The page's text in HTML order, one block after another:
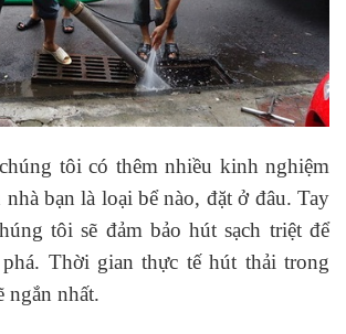
tôi có thêm nhiều kinh nghiệm
bạn là loại bể nào, đặt ở đâu. Tay
tôi sẽ đảm bảo hút sạch triệt để
Thời gian thực tế hút thải trong
ngắn nhất.